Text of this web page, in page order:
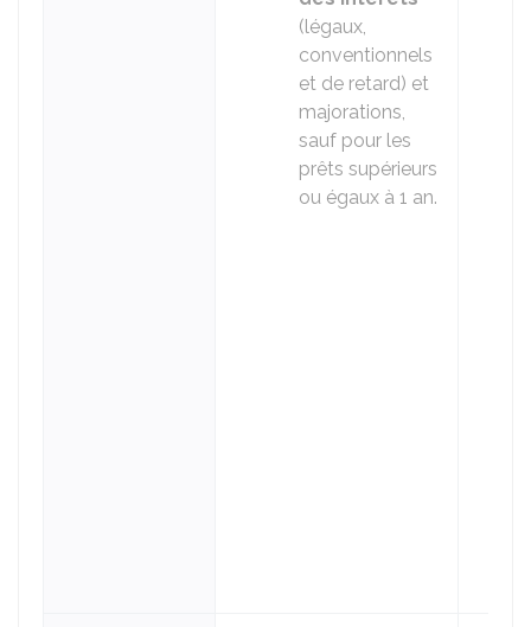
(légaux,
conventionnels
et de retard) et
majorations,
sauf pour les
prêts supérieurs
ou égaux à 1 an.